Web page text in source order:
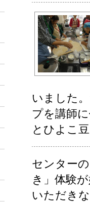
いました
プを講師
とひよこ
センター
き」体験
いただき